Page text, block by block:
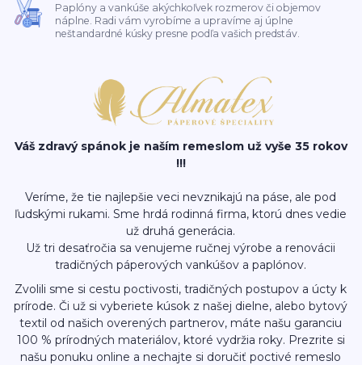
Paplóny a vankúše akýchkoľvek rozmerov či objemov
náplne. Radi vám vyrobíme a upravíme aj úplne
neštandardné kúsky presne podľa vašich predstáv.
Váš zdravý spánok je naším remeslom už vyše 35 rokov
!!!
Veríme, že tie najlepšie veci nevznikajú na páse, ale pod
ľudskými rukami. Sme hrdá rodinná firma, ktorú dnes vedie
už druhá generácia.
Už tri desaťročia sa venujeme ručnej výrobe a renovácii
tradičných páperových vankúšov a paplónov.
Zvolili sme si cestu poctivosti, tradičných postupov a úcty k
prírode. Či už si vyberiete kúsok z našej dielne, alebo bytový
textil od našich overených partnerov, máte našu garanciu
100 % prírodných materiálov, ktoré vydržia roky. Prezrite si
našu ponuku online a nechajte si doručiť poctivé remeslo